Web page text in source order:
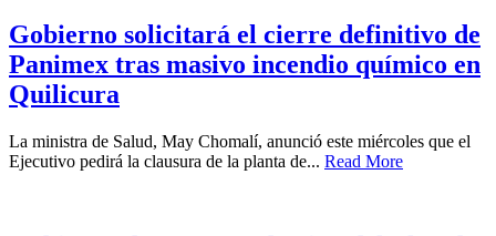
Gobierno solicitará el cierre definitivo de
Panimex tras masivo incendio químico en
Quilicura
La ministra de Salud, May Chomalí, anunció este miércoles que el
Ejecutivo pedirá la clausura de la planta de... Read More